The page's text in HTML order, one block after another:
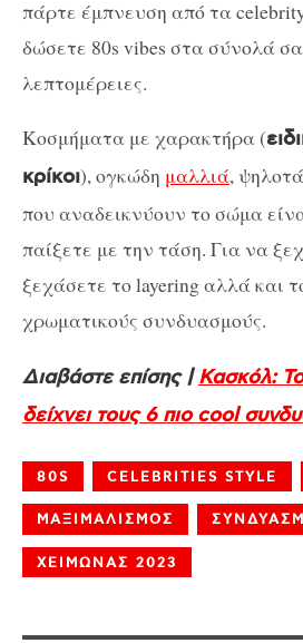
πάρτε έμπνευση από τα
δώσετε 80s vibes στα σύνολά
λεπτομέρειες.
Κοσμήματα με χαρακτήρα (
κρίκοι), ογκώδη μαλλιά,
που αναδεικνύουν το σώμα
παίξετε με την τάση. Για να
ξεχάσετε το layering αλλά και
χρωματικούς συνδυασμούς.
Διαβάστε επίσης |Κασκόλ:
δείχνει τους 6 πιο cool
80S CELEBRITIES STYLE
ΜΑΞΙΜΑΛΙΣΜΟΣ
ΧΕΙΜΩΝΑΣ 2023